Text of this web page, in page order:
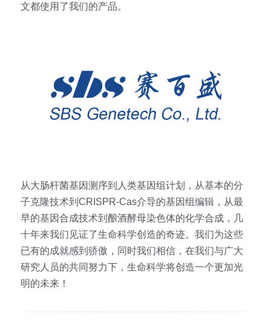
文都使用了我们的产品。
从大肠杆菌基因测序到人类基因组计划，从基本的分
子克隆技术到CRISPR-Cas介导的基因组编辑，从最
早的基因合成技术到酿酒酵母染色体的化学合成，几
十年来我们见证了生命科学创造的奇迹。我们为这些
已有的成就感到骄傲，同时我们相信，在我们与广大
研究人员的共同努力下，生命科学将创造一个更加光
明的未来！